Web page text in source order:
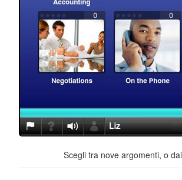
Scegli tra nove argomenti, o